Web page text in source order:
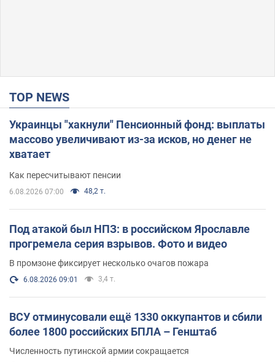
TOP NEWS
Украинцы "хакнули" Пенсионный фонд: выплаты
массово увеличивают из-за исков, но денег не
хватает
Как пересчитывают пенсии
6.08.2026 07:00 48,2 т.
Под атакой был НПЗ: в российском Ярославле
прогремела серия взрывов. Фото и видео
В промзоне фиксирует несколько очагов пожара
6.08.2026 09:01 3,4 т.
ВСУ отминусовали ещё 1330 оккупантов и сбили
более 1800 российских БПЛА – Генштаб
Численность путинской армии сокращается